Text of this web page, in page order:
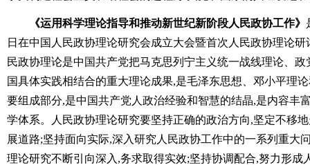
《运用科学理论指导和推动新世纪新阶段人民政协工作》
日在中国人民政协理论研究会成立大会暨首次人民政协理论
民政协理论是中国共产党把马克思列宁主义统一战线理论、
国具体实践相结合的重大理论成果,是毛泽东思想、邓小平理
要组成部分,是中国共产党人政治经验和智慧的结晶,是内容丰
学体系。人民政协理论研究要坚持正确的政治方向,坚定不移
展道路;坚持面向实际,深入研究人民政协工作中的一系列重大
理论研究不断引向深入,务求取得实效;坚持协调配合,努力形成